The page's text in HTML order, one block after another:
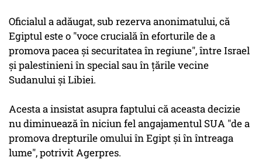
Oficialul a adăugat, sub rezerva anonimatului, că
Egiptul este o "voce crucială în eforturile de a
promova pacea şi securitatea în regiune", între Israel
şi palestinieni în special sau în ţările vecine
Sudanului şi Libiei.
Acesta a insistat asupra faptului că aceasta decizie
nu diminuează în niciun fel angajamentul SUA "de a
promova drepturile omului în Egipt şi în întreaga
lume", potrivit Agerpres.